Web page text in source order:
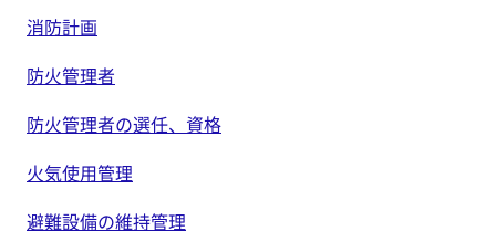
消防計画
防火管理者
防火管理者の選任、資格
火気使用管理
避難設備の維持管理